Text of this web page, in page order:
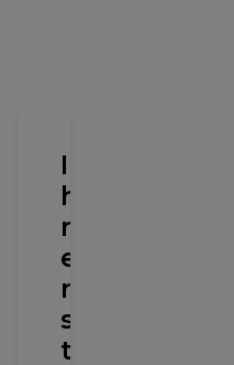
I
h
r
e
r
s
t